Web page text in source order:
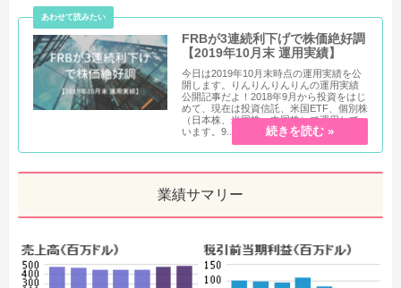
FRBが3連続利下げで株価絶好調
【2019年10月末 運用実績】
今日は2019年10月末時点の運用実績を公
開します。りんりんりんりんの運用実績
公開記事だよ！2018年9月から投資をはじ
めて、現在は投資信託、米国ETF、個別株
（日本株、米国株、中国株）で運用して
います。9...
業績サマリー